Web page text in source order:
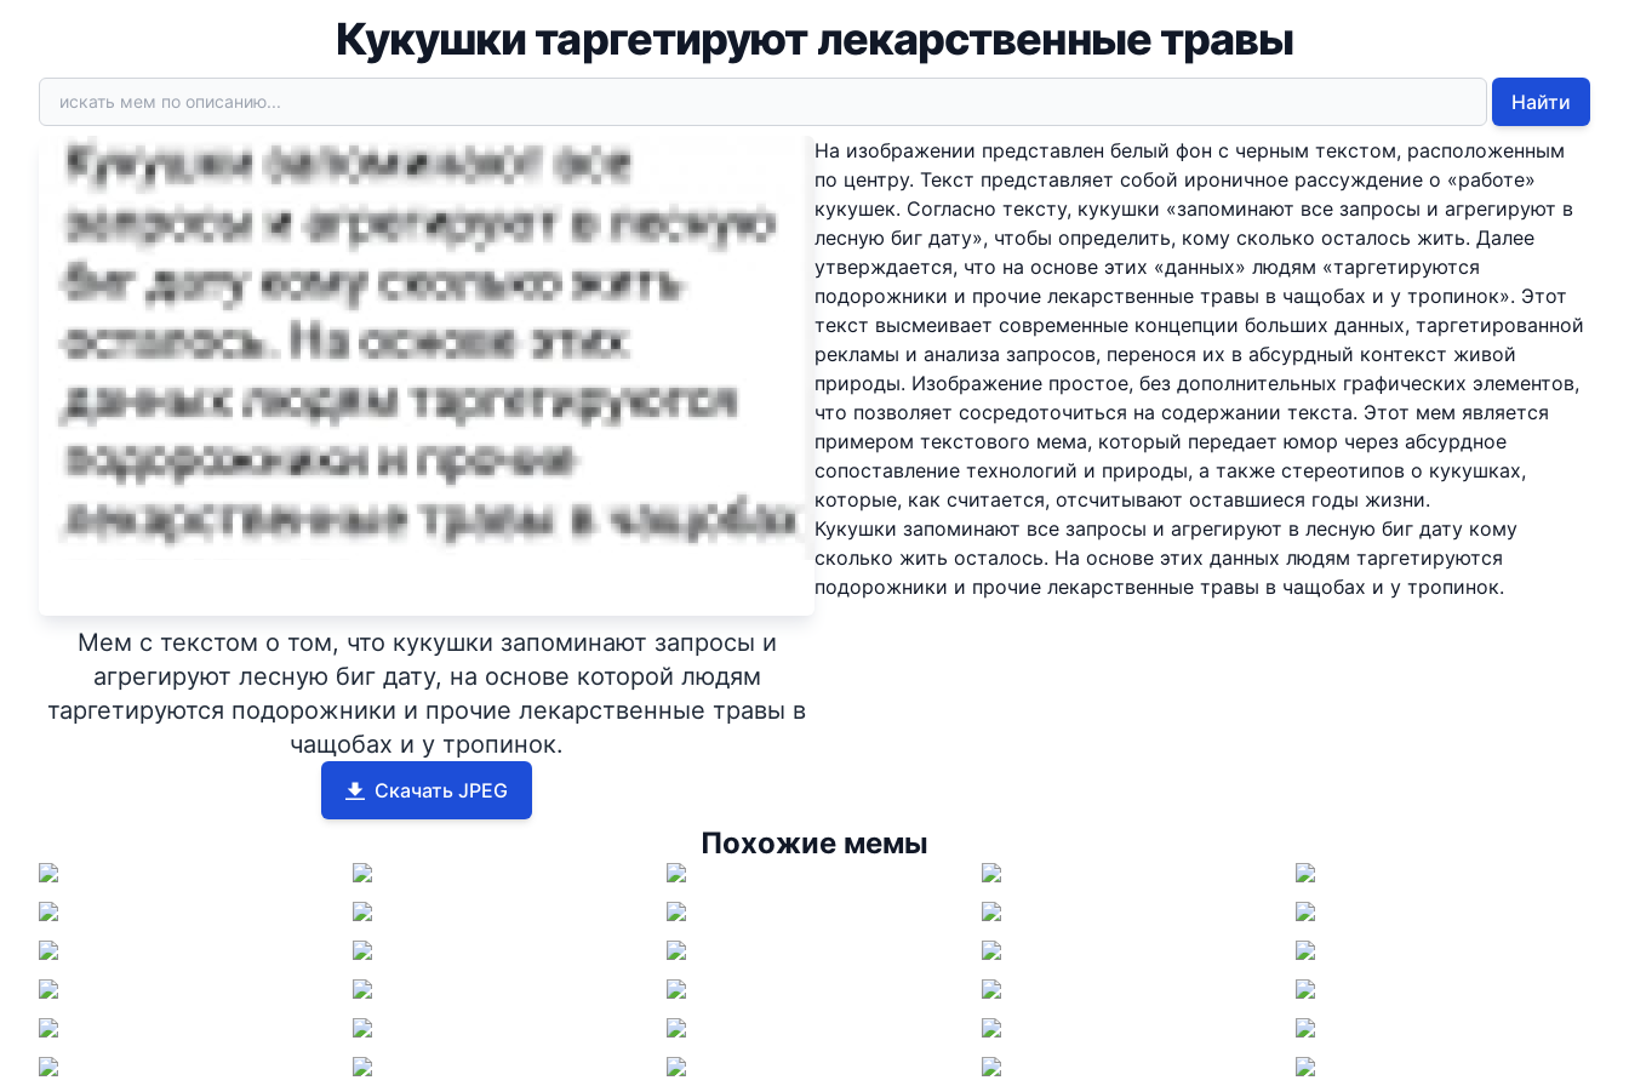
Кукушки таргетируют лекарственные травы
Найти
Мем с текстом о том, что кукушки запоминают запросы и
агрегируют лесную биг дату, на основе которой людям
таргетируются подорожники и прочие лекарственные травы в
чащобах и у тропинок.
Скачать JPEG
На изображении представлен белый фон с черным текстом, расположенным
по центру. Текст представляет собой ироничное рассуждение о «работе»
кукушек. Согласно тексту, кукушки «запоминают все запросы и агрегируют в
лесную биг дату», чтобы определить, кому сколько осталось жить. Далее
утверждается, что на основе этих «данных» людям «таргетируются
подорожники и прочие лекарственные травы в чащобах и у тропинок». Этот
текст высмеивает современные концепции больших данных, таргетированной
рекламы и анализа запросов, перенося их в абсурдный контекст живой
природы. Изображение простое, без дополнительных графических элементов,
что позволяет сосредоточиться на содержании текста. Этот мем является
примером текстового мема, который передает юмор через абсурдное
сопоставление технологий и природы, а также стереотипов о кукушках,
которые, как считается, отсчитывают оставшиеся годы жизни.
Кукушки запоминают все запросы и агрегируют в лесную биг дату кому
сколько жить осталось. На основе этих данных людям таргетируются
подорожники и прочие лекарственные травы в чащобах и у тропинок.
Похожие мемы